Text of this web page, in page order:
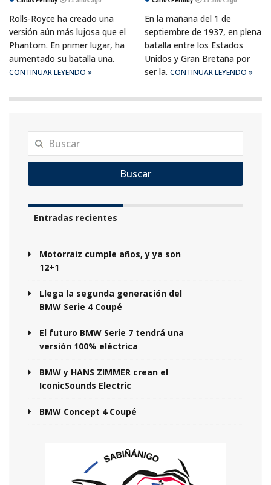
Rolls-Royce ha creado una
versión aún más lujosa que el
Phantom. En primer lugar, ha
aumentado su batalla una.
CONTINUAR LEYENDO
En la mañana del 1 de
septiembre de 1937, en plena
batalla entre los Estados
Unidos y Gran Bretaña por
ser la. CONTINUAR LEYENDO
Buscar
Entradas recientes
Motorraiz cumple años, y ya son
12+1
Llega la segunda generación del
BMW Serie 4 Coupé
El futuro BMW Serie 7 tendrá una
versión 100% eléctrica
BMW y HANS ZIMMER crean el
IconicSounds Electric
BMW Concept 4 Coupé